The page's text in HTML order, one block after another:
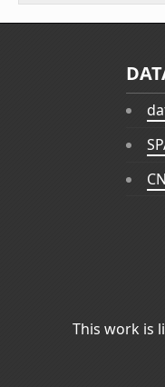
This work is